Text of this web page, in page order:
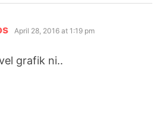
says:
April 28, 2016 at 1:19 pm
grafik ni..